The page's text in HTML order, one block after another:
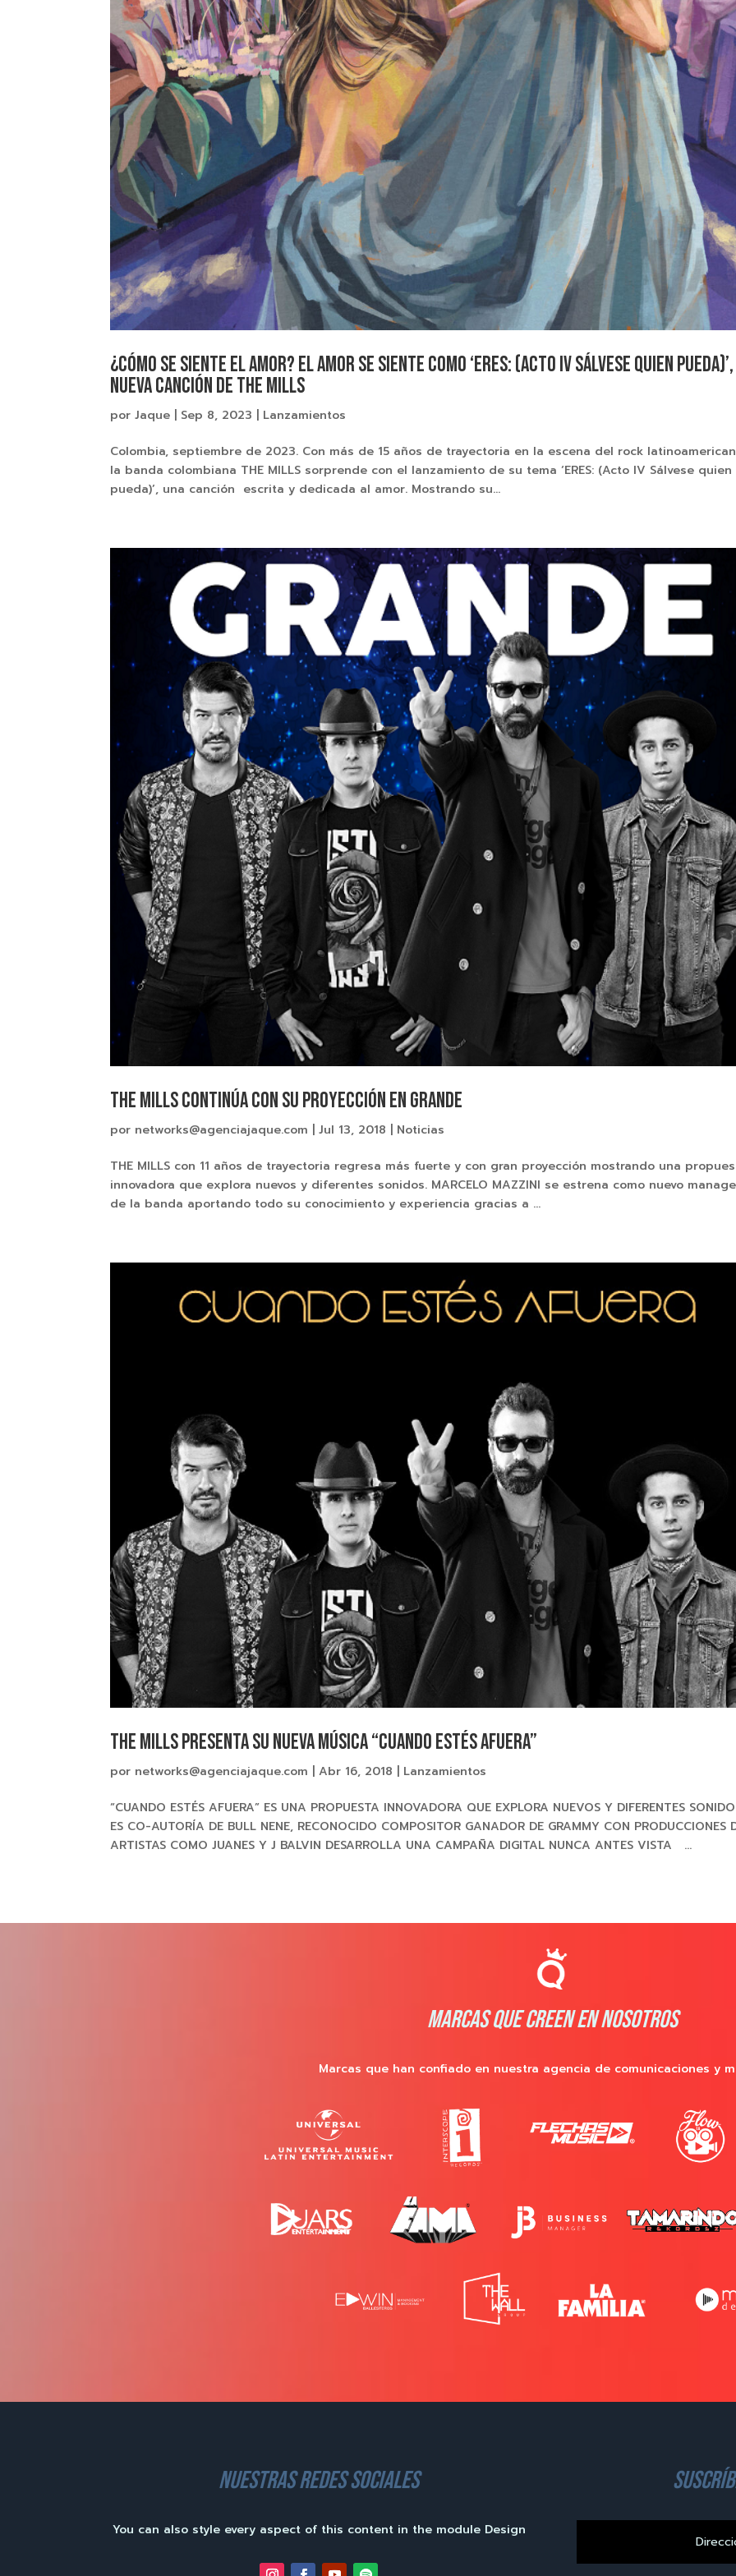
¿Cómo se siente el amor? El amor se siente como ‘ERES: (Acto IV Sálvese quien
nueva canción de THE MILLS
porJaque | Sep 8, 2023 | Lanzamientos
Colombia, septiembre de 2023. Con más de 15 años de trayectoria en la escena del rock
la banda colombiana THE MILLS sorprende con el lanzamiento de su tema ‘ERES: (Acto IV Sálvese quien
pueda)’, una canción escrita y dedicada al amor. Mostrando su...
THE MILLS Continúa con su proyección en grande
por networks@agenciajaque.com |Jul 13, 2018 | Noticias
THE MILLS con 11 años de trayectoria regresa más fuerte y con gran proyección mostrando una
innovadora que explora nuevos y diferentes sonidos. MARCELO MAZZINI se estrena como nuevo
de la banda aportando todo su conocimiento y experiencia gracias a ...
THE MILLS PRESENTA SU NUEVA MÚSICA “CUANDO ESTÉS AFUERA”
por networks@agenciajaque.com |Abr 16, 2018 | Lanzamientos
“CUANDO ESTÉS AFUERA” ES UNA PROPUESTA INNOVADORA QUE EXPLORA NUEVOS Y DIFERENTES
ES CO-AUTORÍA DE BULL NENE, RECONOCIDO COMPOSITOR GANADOR DE GRAMMY CON PRODUCCIONES
ARTISTAS COMO JUANES Y J BALVIN DESARROLLA UNA CAMPAÑA DIGITAL NUNCA ANTES VISTA ...
MARCAS QUE CREEN EN NOSOTROS
Marcas que han confiado en nuestra agencia de comunicaciones y
nuestras redes sociales
You can also style every aspect of this content in the module Design